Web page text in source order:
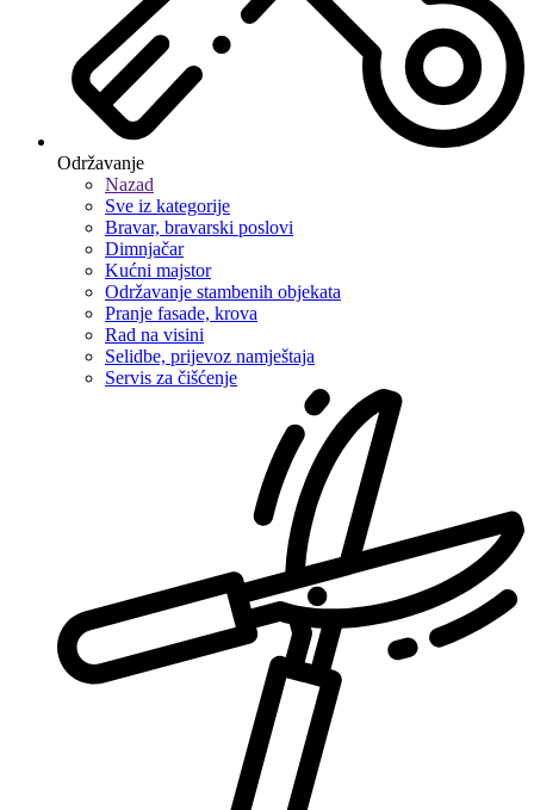
Održavanje
Nazad
Sve iz kategorije
Bravar, bravarski poslovi
Dimnjačar
Kućni majstor
Održavanje stambenih objekata
Pranje fasade, krova
Rad na visini
Selidbe, prijevoz namještaja
Servis za čišćenje